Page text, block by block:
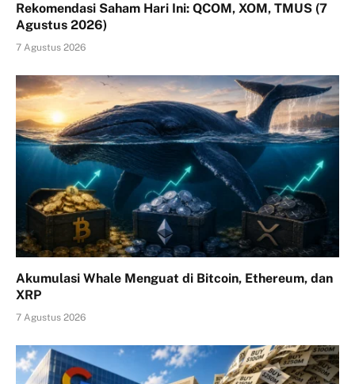
Rekomendasi Saham Hari Ini: QCOM, XOM, TMUS (7
Agustus 2026)
7 Agustus 2026
Akumulasi Whale Menguat di Bitcoin, Ethereum, dan
XRP
7 Agustus 2026